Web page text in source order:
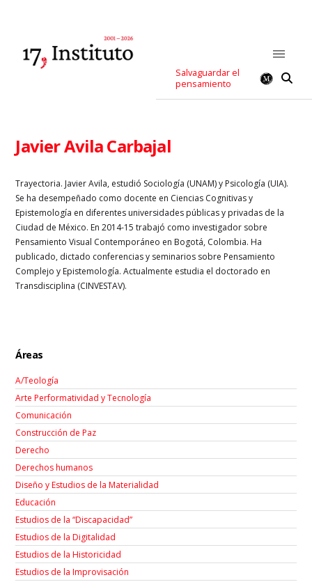
Salvaguardar el
pensamiento
Javier Avila Carbajal
Trayectoria. Javier Avila, estudió Sociología (UNAM) y Psicología (UIA).
Se ha desempeñado como docente en Ciencias Cognitivas y
Epistemología en diferentes universidades públicas y privadas de la
Ciudad de México. En 2014-15 trabajó como investigador sobre
Pensamiento Visual Contemporáneo en Bogotá, Colombia. Ha
publicado, dictado conferencias y seminarios sobre Pensamiento
Complejo y Epistemología. Actualmente estudia el doctorado en
Transdisciplina (CINVESTAV).
Áreas
A/Teología
Arte Performatividad y Tecnología
Comunicación
Construcción de Paz
Derecho
Derechos humanos
Diseño y Estudios de la Materialidad
Educación
Estudios de la “Discapacidad”
Estudios de la Digitalidad
Estudios de la Historicidad
Estudios de la Improvisación